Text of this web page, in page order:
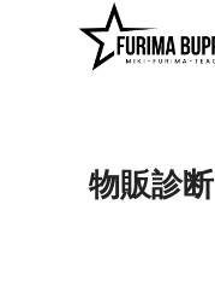
物販診断